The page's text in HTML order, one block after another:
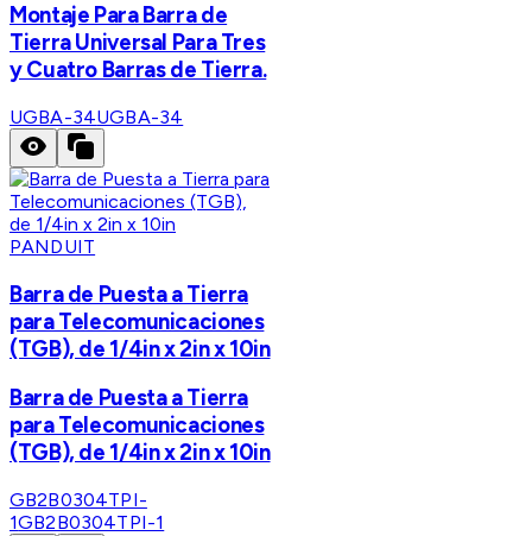
Montaje Para Barra de
Tierra Universal Para Tres
y Cuatro Barras de Tierra.
UGBA-34UGBA-34
PANDUIT
Barra de Puesta a Tierra
para Telecomunicaciones
(TGB), de 1/4in x 2in x 10in
Barra de Puesta a Tierra
para Telecomunicaciones
(TGB), de 1/4in x 2in x 10in
GB2B0304TPI-
1GB2B0304TPI-1